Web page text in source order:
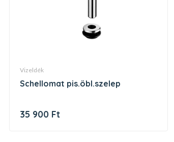
vizeldék
schellomat pis.öbl.szelep
35 900 Ft